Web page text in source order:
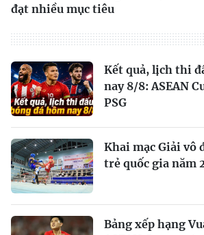
đạt nhiều mục tiêu
Kết quả, lịch thi
nay 8/8: ASEAN
PSG
Khai mạc Giải vô
trẻ quốc gia năm
Bảng xếp hạng